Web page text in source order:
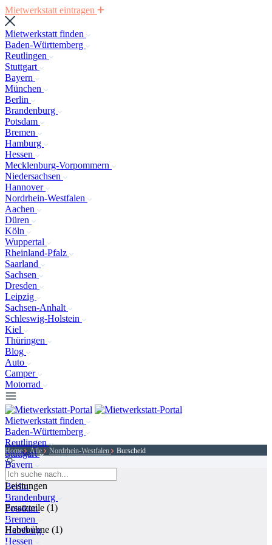
Mietwerkstatt eintragen
Mietwerkstatt finden
Baden-Württemberg
Reutlingen
Stuttgart
Bayern
München
Berlin
Brandenburg
Potsdam
Bremen
Hamburg
Hessen
Mecklenburg-Vorpommern
Niedersachsen
Hannover
Nordrhein-Westfalen
Aachen
Düren
Köln
Wuppertal
Rheinland-Pfalz
Saarland
Sachsen
Dresden
Leipzig
Sachsen-Anhalt
Schleswig-Holstein
Kiel
Thüringen
Blog
Auto
Camper
Motorrad
Mietwerkstatt finden
Baden-Württemberg
Reutlingen
Stuttgart
Bayern
München
Berlin
Brandenburg
Potsdam
Bremen
Hamburg
Hessen
Home Alle Nordrhein-Westfalen Burscheid
Leistungen
Ersatzteile (1)
Hebebühne (1)